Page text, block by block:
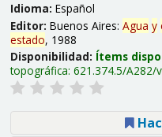
Idioma: Español
Editor: Buenos Aires: Agua y
estado, 1988
Disponibilidad: Ítems
topográfica: 621.374.5/A282/